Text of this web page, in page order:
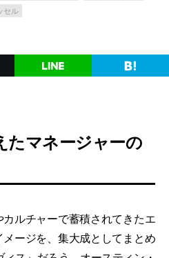
セル
たマネージャーの
ルチャーで蓄積されてきたエ
ージを、集大成としてまとめ